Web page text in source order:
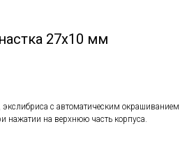
27х10 мм
с автоматическим окрашиванием
нажатии на верхнюю часть корпуса.